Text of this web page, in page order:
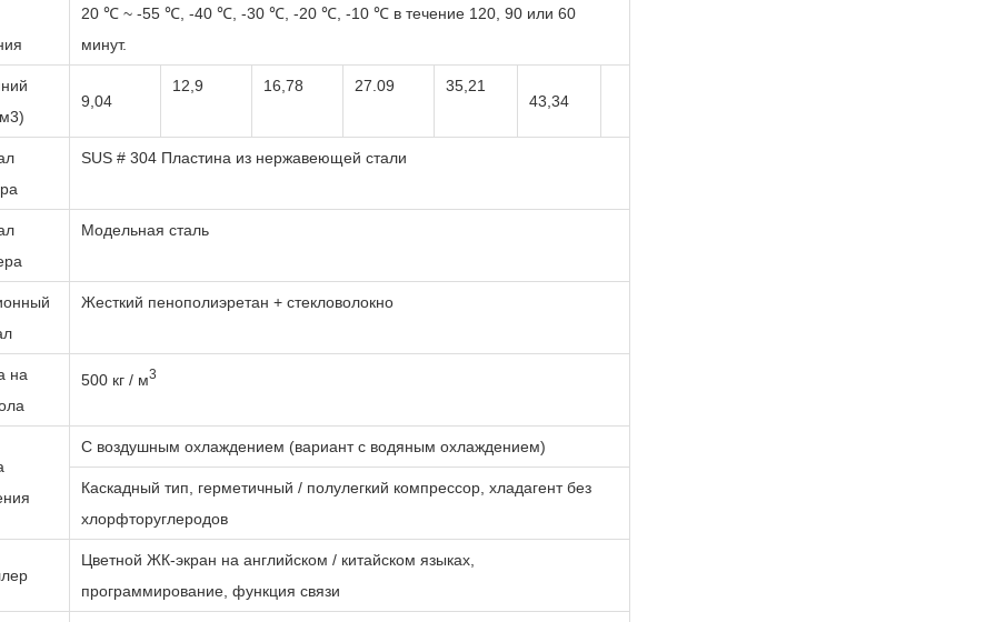
20 ℃ ~ -55 ℃, -40 ℃, -30 ℃, -20 ℃, -10 ℃ в течение 120, 90 или 60
минут.
9,04
12,9 16,78 27.09
35,21
43,34
SUS # 304 Пластина из нержавеющей стали
Модельная сталь
Жесткий пенополиэретан + стекловолокно
на
500 кг / м3
С воздушным охлаждением (вариант с водяным охлаждением)
Каскадный тип, герметичный / полулегкий компрессор, хладагент без
хлорфторуглеродов
Цветной ЖК-экран на английском / китайском языках,
программирование, функция связи